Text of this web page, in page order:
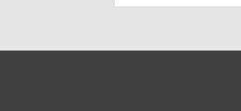
di Bologna